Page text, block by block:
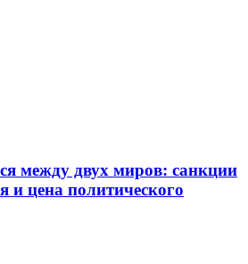
между двух миров: санкции
и цена политического